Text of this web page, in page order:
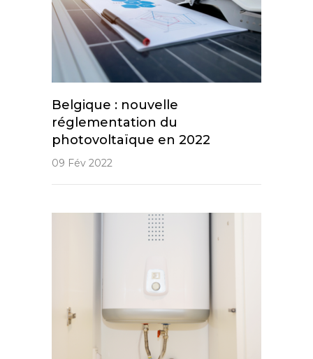
Belgique : nouvelle
réglementation du
photovoltaïque en 2022
09 Fév 2022